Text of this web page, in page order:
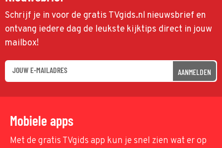
Schrijf je in voor de gratis TVgids.nl nieuwsbrief en
ontvang iedere dag de leukste kijktips direct in jouw
mailbox!
AANMELDEN
Mobiele apps
Met de gratis TVgids app kun je snel zien wat er op